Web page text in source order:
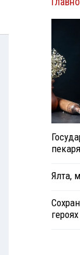
Ялта,